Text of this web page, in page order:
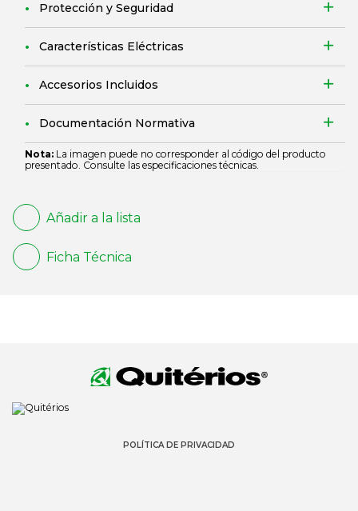
Protección y Seguridad
Características Eléctricas
Accesorios Incluidos
Documentación Normativa
Nota: La imagen puede no corresponder al código del producto
presentado. Consulte las especificaciones técnicas.
Añadir a la lista
Ficha Técnica
POLÍTICA DE PRIVACIDAD